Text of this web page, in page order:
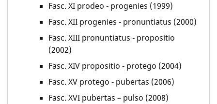
Fasc. XI prodeo - progenies (1999)
Fasc. XII progenies - pronuntiatus (2000)
Fasc. XIII pronuntiatus - propositio
(2002)
Fasc. XIV propositio - protego (2004)
Fasc. XV protego - pubertas (2006)
Fasc. XVI pubertas – pulso (2008)